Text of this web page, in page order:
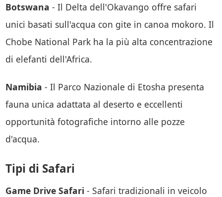
Botswana - Il Delta dell'Okavango offre safari
unici basati sull'acqua con gite in canoa mokoro. Il
Chobe National Park ha la più alta concentrazione
di elefanti dell'Africa.
Namibia - Il Parco Nazionale di Etosha presenta
fauna unica adattata al deserto e eccellenti
opportunità fotografiche intorno alle pozze
d'acqua.
Tipi di Safari
Game Drive Safari - Safari tradizionali in veicolo